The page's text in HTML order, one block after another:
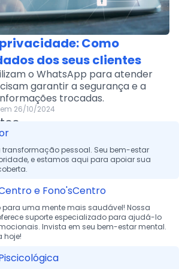
Como
dos seus clientes
o WhatsApp para atender
garantir a segurança e a
trocadas.
26/10/2024
transformação pessoal. Seu bem-estar
e estamos aqui para apoiar sua
e Fono'sCentro
uma mente mais saudável! Nossa
suporte especializado para ajudá-lo
Invista em seu bem-estar mental.
hoje!